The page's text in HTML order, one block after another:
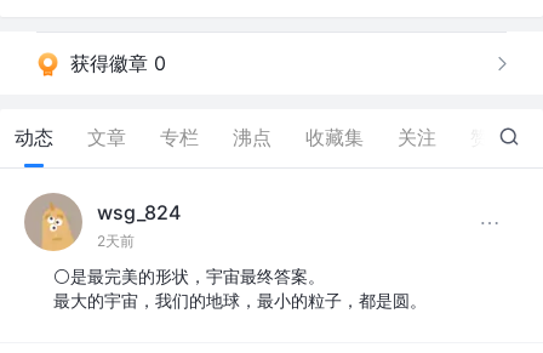
获得徽章 0
动态 文章 专栏 沸点 收藏集 关注 14
wsg_824
2天前
⚪是最完美的形状，宇宙最终答案。
最大的宇宙，我们的地球，最小的粒子，都是圆。